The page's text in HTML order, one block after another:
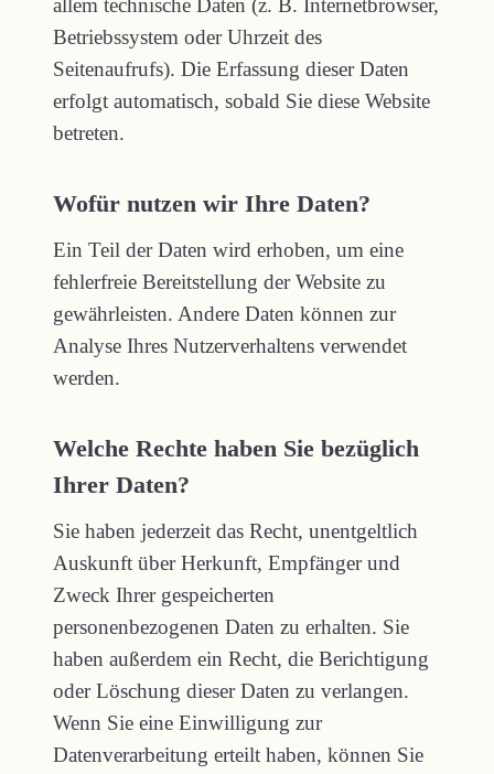
allem technische Daten (z. B. Internetbrowser,
Betriebssystem oder Uhrzeit des
Seitenaufrufs). Die Erfassung dieser Daten
erfolgt automatisch, sobald Sie diese Website
betreten.
Wofür nutzen wir Ihre Daten?
Ein Teil der Daten wird erhoben, um eine
fehlerfreie Bereitstellung der Website zu
gewährleisten. Andere Daten können zur
Analyse Ihres Nutzerverhaltens verwendet
werden.
Welche Rechte haben Sie bezüglich
Ihrer Daten?
Sie haben jederzeit das Recht, unentgeltlich
Auskunft über Herkunft, Empfänger und
Zweck Ihrer gespeicherten
personenbezogenen Daten zu erhalten. Sie
haben außerdem ein Recht, die Berichtigung
oder Löschung dieser Daten zu verlangen.
Wenn Sie eine Einwilligung zur
Datenverarbeitung erteilt haben, können Sie